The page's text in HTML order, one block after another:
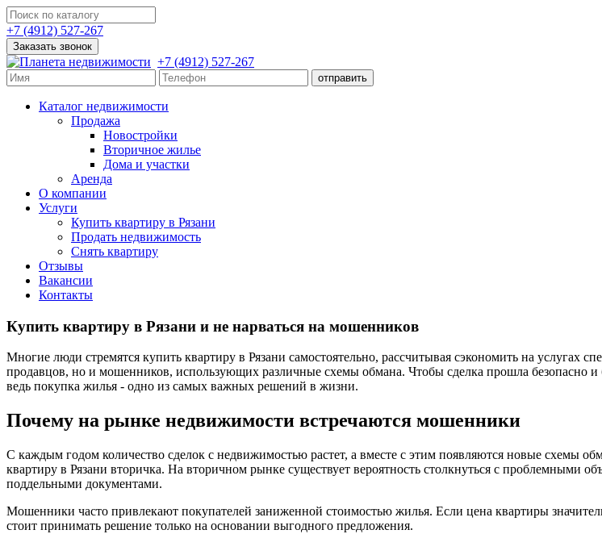
+7 (4912) 527-267
Заказать звонок
+7 (4912) 527-267
Каталог недвижимости
Продажа
Новостройки
Вторичное жилье
Дома и участки
Аренда
О компании
Услуги
Купить квартиру в Рязани
Продать недвижимость
Снять квартиру
Отзывы
Вакансии
Контакты
Купить квартиру в Рязани и не нарваться на мошенников
Многие люди стремятся купить квартиру в Рязани самостоятельно, рассчитывая сэкономить на услугах
продавцов, но и мошенников, использующих различные схемы обмана. Чтобы сделка прошла безопасно
ведь покупка жилья - одно из самых важных решений в жизни.
Почему на рынке недвижимости встречаются мошенники
С каждым годом количество сделок с недвижимостью растет, а вместе с этим появляются новые схемы
квартиру в Рязани вторичка. На вторичном рынке существует вероятность столкнуться с
поддельными документами.
Мошенники часто привлекают покупателей заниженной стоимостью жилья. Если цена квартиры
стоит принимать решение только на основании выгодного предложения.